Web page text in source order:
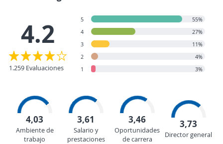
4.2
1.259 Evaluaciones
5
55%
4
27%
3
11%
2
4%
1
3%
4,03
Ambiente de
trabajo
3,61
Salario y
prestaciones
3,46
Oportunidades
de carrera
3,73
Director general